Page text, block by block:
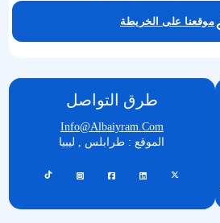
موقعنا على الخريطة
طرق التواصل
Info@albaiyram.com
الموقع : طرابلس , ليبيا